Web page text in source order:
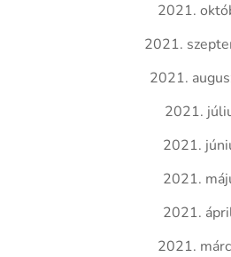
2021.
2021.
2021.
2021.
2021.
2021.
2021.
2021.